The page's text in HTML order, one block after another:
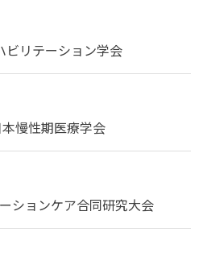
ビリテーション学会
慢性期医療学会
ションケア合同研究大会